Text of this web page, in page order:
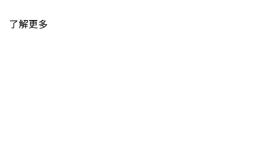
了解更多